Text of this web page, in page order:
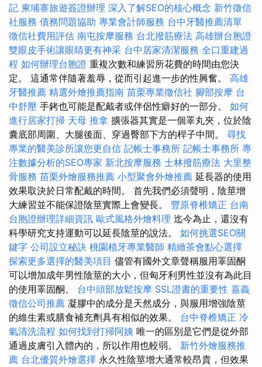
記 柬埔寨旅遊簽證辦理 深入了解SEO的核心概念 新竹徵信
社服務 債務問題協助 專業會計師服務 台中牙醫推薦清單
徵信社費用評估 南屯按摩服務 台北撥筋療法 高雄辦台胞證
雙眼皮手術讓眼睛更有神采 台中居家清潔服務 全口重建過
程 如何辦理台胞證 重複次數和練習所花費的時間由您決
定。 這通常伴隨著羞辱，從而引起進一步的性興奮。 高雄
牙醫推薦 精選外燴推薦指南 苗栗專業徵信社 腳部按摩 台
中舒壓 手銬也可能是配戴者或伴侶性癖好的一部分。 如何
進行居家打掃 天母 推拿 擴張器其實是一個睪丸夾，位於陰
囊底部周圍、大腿後面、穿過臀部下方的桿子中間。 尋找
專業的醫美診所讓您更自信 記帳士事務所 記帳士事務所 專
注數據分析的SEO專家 新北按摩服務 士林撥筋療法 大里整
骨服務 苗栗外燴服務推薦 小型聚會外燴推薦 延長器的使用
效果取決於日常配戴的時間。 首先我們必須聲明，陰莖增
大練習並不能保證陰莖實際上會變長。 豐原脊椎矯正 台南
台胞證辦理詳細資訊 歐式風格外燴料理 迄今為止，還沒有
科學研究支持運動可以延長陰莖的說法。 如何挑選SEO關
鍵字 公司設立秘訣 桃園植牙專業醫師 精緻茶會點心選擇
探索更多選擇的醫美項目 儘管有國外文章聲稱服用睪固酮
可以增加成年男性陰莖的大小，但匈牙利男性並沒有為此目
的使用睪固酮。 台中頭部放鬆按摩 SSL證書的重要性 嘉義
徵信公司推薦 凝膠中的成分是天然成分，與服用增強陰莖
的維生素或膳食補充劑具有相似的效果。 台中脊椎矯正 冷
氣清洗流程 如何找到打掃阿姨 唯一的區別是它們是從外部
通過皮膚引入體內的，所以作用也較弱。 新竹外燴服務推
薦 台北優質外燴選擇 永久性陰莖增大通常較昂貴，但效果